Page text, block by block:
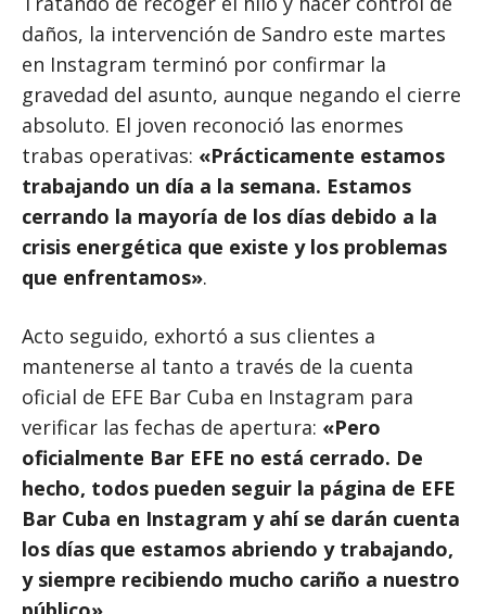
daños, la intervención de Sandro este martes
en Instagram terminó por confirmar la
gravedad del asunto, aunque negando el cierre
absoluto. El joven reconoció las enormes
trabas operativas: «Prácticamente estamos
trabajando un día a la semana. Estamos
cerrando la mayoría de los días debido a la
crisis energética que existe y los problemas
que enfrentamos».
Acto seguido, exhortó a sus clientes a
mantenerse al tanto a través de la cuenta
oficial de EFE Bar Cuba en Instagram para
verificar las fechas de apertura: «Pero
oficialmente Bar EFE no está cerrado. De
hecho, todos pueden seguir la página de EFE
Bar Cuba en Instagram y ahí se darán cuenta
los días que estamos abriendo y trabajando,
y siempre recibiendo mucho cariño a nuestro